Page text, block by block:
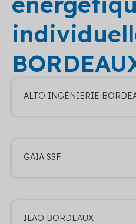
ALTO INGÉNIERIE
GAIA SSF
ILAO BORDEAUX